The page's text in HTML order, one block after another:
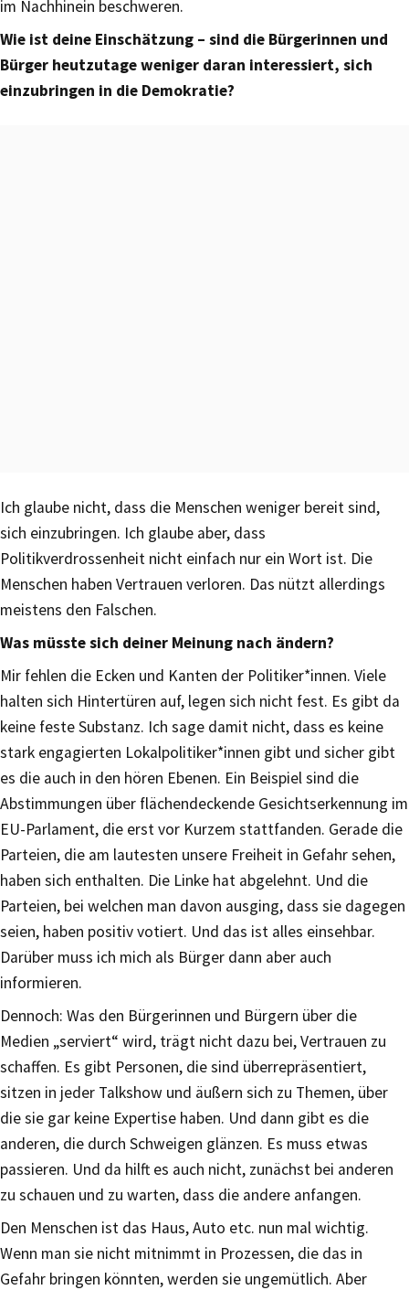
im Nachhinein beschweren.
Wie ist deine Einschätzung – sind die Bürgerinnen und
Bürger heutzutage weniger daran interessiert, sich
einzubringen in die Demokratie?
Ich glaube nicht, dass die Menschen weniger bereit sind,
sich einzubringen. Ich glaube aber, dass
Politikverdrossenheit nicht einfach nur ein Wort ist. Die
Menschen haben Vertrauen verloren. Das nützt allerdings
meistens den Falschen.
Was müsste sich deiner Meinung nach ändern?
Mir fehlen die Ecken und Kanten der Politiker*innen. Viele
halten sich Hintertüren auf, legen sich nicht fest. Es gibt da
keine feste Substanz. Ich sage damit nicht, dass es keine
stark engagierten Lokalpolitiker*innen gibt und sicher gibt
es die auch in den hören Ebenen. Ein Beispiel sind die
Abstimmungen über flächendeckende Gesichtserkennung im
EU-Parlament, die erst vor Kurzem stattfanden. Gerade die
Parteien, die am lautesten unsere Freiheit in Gefahr sehen,
haben sich enthalten. Die Linke hat abgelehnt. Und die
Parteien, bei welchen man davon ausging, dass sie dagegen
seien, haben positiv votiert. Und das ist alles einsehbar.
Darüber muss ich mich als Bürger dann aber auch
informieren.
Dennoch: Was den Bürgerinnen und Bürgern über die
Medien „serviert“ wird, trägt nicht dazu bei, Vertrauen zu
schaffen. Es gibt Personen, die sind überrepräsentiert,
sitzen in jeder Talkshow und äußern sich zu Themen, über
die sie gar keine Expertise haben. Und dann gibt es die
anderen, die durch Schweigen glänzen. Es muss etwas
passieren. Und da hilft es auch nicht, zunächst bei anderen
zu schauen und zu warten, dass die andere anfangen.
Den Menschen ist das Haus, Auto etc. nun mal wichtig.
Wenn man sie nicht mitnimmt in Prozessen, die das in
Gefahr bringen könnten, werden sie ungemütlich. Aber